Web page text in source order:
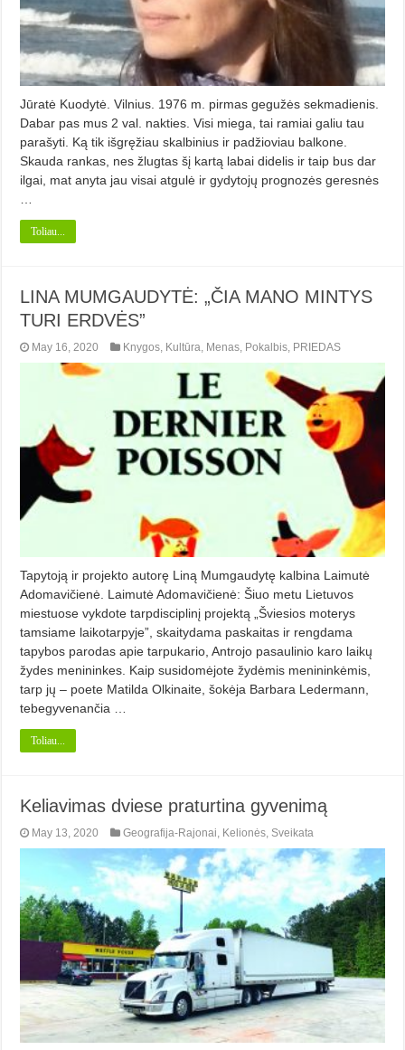
Jūratė Kuodytė. Vilnius. 1976 m. pirmas gegužės sekmadienis.
Dabar pas mus 2 val. nakties. Visi miega, tai ramiai galiu tau
parašyti. Ką tik išgręžiau skalbinius ir padžioviau balkone.
Skauda rankas, nes žlugtas šį kartą labai didelis ir taip bus dar
ilgai, mat anyta jau visai atgulė ir gydytojų prognozės geresnės
Toliau...
LINA MUMGAUDYTĖ: „ČIA MANO MINTYS
TURI ERDVĖS”
May 16, 2020 Knygos, Kultūra, Menas, Pokalbis, PRIEDAS
Tapytoją ir projekto autorę Liną Mumgaudytę kalbina Laimutė
Adomavičienė. Laimutė Adomavičienė: Šiuo metu Lietuvos
miestuose vykdote tarpdisciplinį projektą „Šviesios moterys
tamsiame laikotarpyje”, skaitydama paskaitas ir rengdama
tapybos parodas apie tarpukario, Antrojo pasaulinio karo laikų
žydes menininkes. Kaip susidomėjote žydėmis menininkėmis,
tarp jų – poete Matilda Olkinaite, šokėja Barbara Ledermann,
tebegyvenančia …
Toliau...
Keliavimas dviese praturtina gyvenimą
May 13, 2020 Geografija-Rajonai, Kelionės, Sveikata